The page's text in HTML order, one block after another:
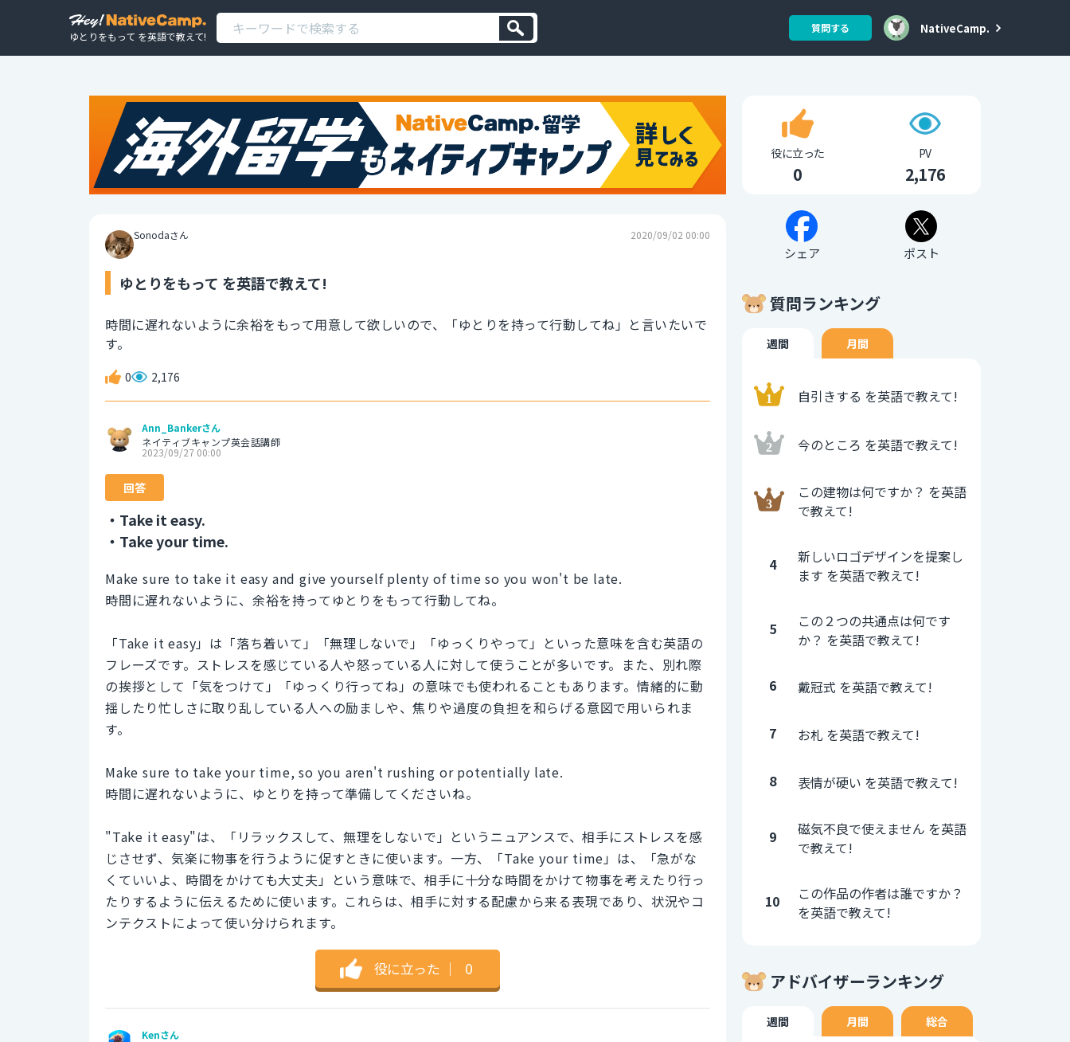
ゆとりをもって を英語で教えて!
質問する NativeCamp.
Sonodaさん 2020/09/02 00:00
ゆとりをもって を英語で教えて!
時間に遅れないように余裕をもって用意して欲しいので、「ゆとりを持って行動してね」と言いたいで
す。
0 2,176
Ann_Bankerさん
ネイティブキャンプ英会話講師
2023/09/27 00:00
回答
・Take it easy.
・Take your time.
Make sure to take it easy and give yourself plenty of time so you won't be late.
時間に遅れないように、余裕を持ってゆとりをもって行動してね。
「Take it easy」は「落ち着いて」「無理しないで」「ゆっくりやって」といった意味を含む英語の
フレーズです。ストレスを感じている人や怒っている人に対して使うことが多いです。また、別れ際
の挨拶として「気をつけて」「ゆっくり行ってね」の意味でも使われることもあります。情緒的に動
揺したり忙しさに取り乱している人への励ましや、焦りや過度の負担を和らげる意図で用いられま
す。
Make sure to take your time, so you aren't rushing or potentially late.
時間に遅れないように、ゆとりを持って準備してくださいね。
"Take it easy"は、「リラックスして、無理をしないで」というニュアンスで、相手にストレスを感
じさせず、気楽に物事を行うように促すときに使います。一方、「Take your time」は、「急がな
くていいよ、時間をかけても大丈夫」という意味で、相手に十分な時間をかけて物事を考えたり行っ
たりするように伝えるために使います。これらは、相手に対する配慮から来る表現であり、状況やコ
ンテクストによって使い分けられます。
役に立った ｜ 0
Kenさん
役に立った
0
PV
2,176
シェア ポスト
質問ランキング
週間 月間
自引きする を英語で教えて!
今のところ を英語で教えて!
この建物は何ですか？ を英語
で教えて!
4
新しいロゴデザインを提案し
ます を英語で教えて!
5
この２つの共通点は何です
か？ を英語で教えて!
6 戴冠式 を英語で教えて!
7 お札 を英語で教えて!
8 表情が硬い を英語で教えて!
9
磁気不良で使えません を英語
で教えて!
10
この作品の作者は誰ですか？
を英語で教えて!
アドバイザーランキング
週間 月間 総合